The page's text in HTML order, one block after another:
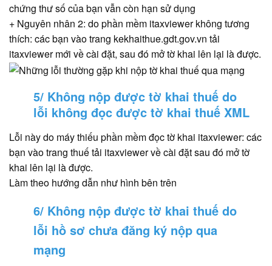
chứng thư số của bạn vẫn còn hạn sử dụng
+ Nguyên nhân 2: do phần mềm itaxviewer không tương
thích: các bạn vào trang kekhaithue.gdt.gov.vn tải
itaxviewer mới về cài đặt, sau đó mở tờ khai lên lại là được.
5/ Không nộp được tờ khai thuế do
lỗi không đọc được tờ khai thuế XML
Lỗi này do máy thiếu phần mềm đọc tờ khai itaxviewer: các
bạn vào trang thuế tải itaxviewer về cài đặt sau đó mở tờ
khai lên lại là được.
Làm theo hướng dẫn như hình bên trên
6/ Không nộp được tờ khai thuế do
lỗi hồ sơ chưa đăng ký nộp qua
mạng